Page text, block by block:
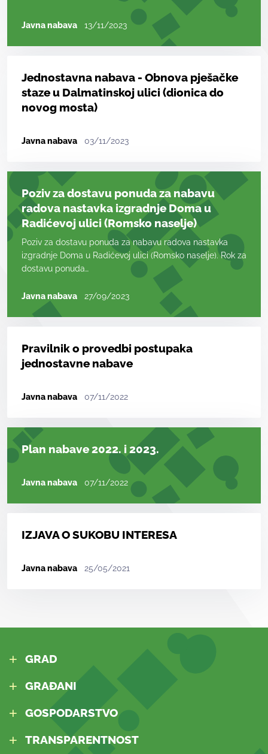
Javna nabava 13/11/2023
Jednostavna nabava - Obnova pješačke
staze u Dalmatinskoj ulici (dionica do
novog mosta)
Javna nabava 03/11/2023
Poziv za dostavu ponuda za nabavu
radova nastavka izgradnje Doma u
Radićevoj ulici (Romsko naselje)
Poziv za dostavu ponuda za nabavu radova nastavka
izgradnje Doma u Radićevoj ulici (Romsko naselje). Rok za
dostavu ponuda…
Javna nabava 27/09/2023
Pravilnik o provedbi postupaka
jednostavne nabave
Javna nabava 07/11/2022
Plan nabave 2022. i 2023.
Javna nabava 07/11/2022
IZJAVA O SUKOBU INTERESA
Javna nabava 25/05/2021
GRAD
GRAĐANI
GOSPODARSTVO
TRANSPARENTNOST